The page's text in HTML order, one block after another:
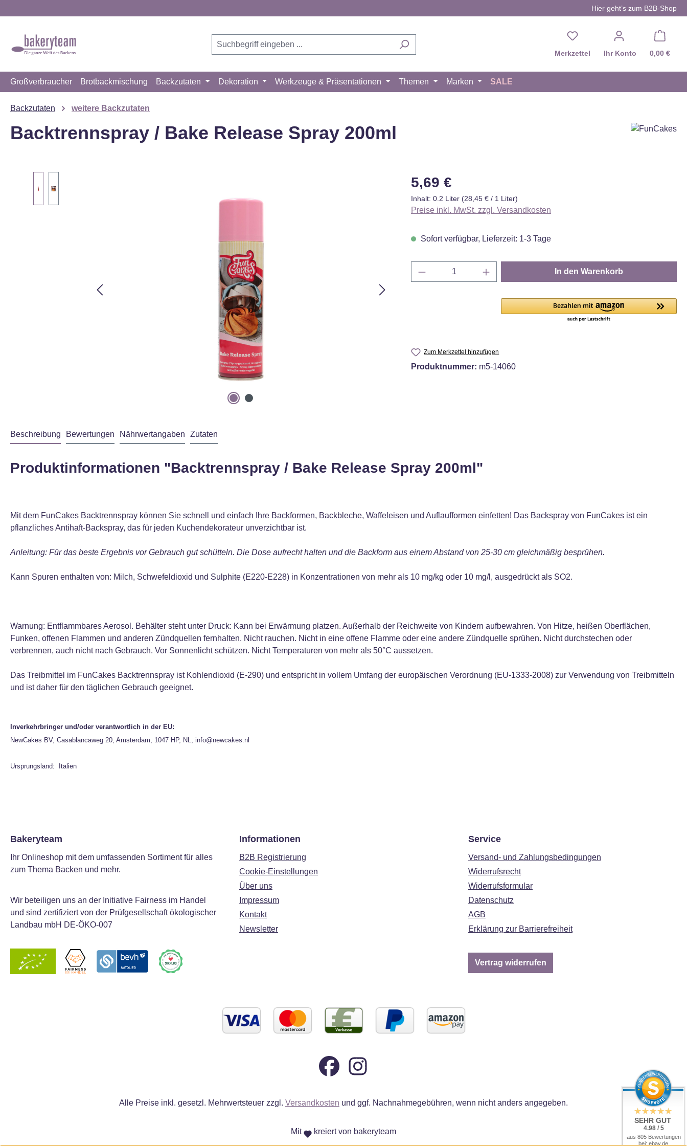
Hier geht’s zum B2B-Shop
Merkzettel Du hast 0 Produkte auf
Ihr Konto 0,00 €
Großverbraucher Brotbackmischung Backzutaten Dekoration Werkzeuge & Präsentationen Themen Marken SALE
Backzutaten weitere Backzutaten
Backtrennspray / Bake Release Spray 200ml
Regulärer Preis:
5,69 €
Inhalt: 0.2 Liter (28,45 € / 1 Liter)
Preise inkl. MwSt. zzgl. Versandkosten
Sofort verfügbar, Lieferzeit: 1-3 Tage
Produkt Anzahl: Gib den gewünschten Wert ein
In den Warenkorb
Zum Merkzettel hinzufügen
Produktnummer: m5-14060
Beschreibung Bewertungen Nährwertangaben Zutaten
Produktinformationen "Backtrennspray / Bake Release Spray 200ml"
Mit dem FunCakes Backtrennspray können Sie schnell und einfach Ihre Backformen, Backbleche, Waffeleisen und Auflaufformen einfetten! Das Backspray von FunCakes ist ein
pflanzliches Antihaft-Backspray, das für jeden Kuchendekorateur unverzichtbar ist.
Anleitung: Für das beste Ergebnis vor Gebrauch gut schütteln. Die Dose aufrecht halten und die Backform aus einem Abstand von 25-30 cm gleichmäßig besprühen.
Kann Spuren enthalten von: Milch, Schwefeldioxid und Sulphite (E220-E228) in Konzentrationen von mehr als 10 mg/kg oder 10 mg/l, ausgedrückt als SO2.
Warnung: Entflammbares Aerosol. Behälter steht unter Druck: Kann bei Erwärmung platzen. Außerhalb der Reichweite von Kindern aufbewahren. Von Hitze, heißen Oberflächen,
Funken, offenen Flammen und anderen Zündquellen fernhalten. Nicht rauchen. Nicht in eine offene Flamme oder eine andere Zündquelle sprühen. Nicht durchstechen oder
verbrennen, auch nicht nach Gebrauch. Vor Sonnenlicht schützen. Nicht Temperaturen von mehr als 50°C aussetzen.
Das Treibmittel im FunCakes Backtrennspray ist Kohlendioxid (E-290) und entspricht in vollem Umfang der europäischen Verordnung (EU-1333-2008) zur Verwendung von Treibmitteln
und ist daher für den täglichen Gebrauch geeignet.
Inverkehrbringer und/oder verantwortlich in der EU:
NewCakes BV, Casablancaweg 20, Amsterdam, 1047 HP, NL, info@newcakes.nl
Ursprungsland: Italien
Bakeryteam
Ihr Onlineshop mit dem umfassenden Sortiment für alles
zum Thema Backen und mehr.
Wir beteiligen uns an der Initiative Fairness im Handel
und sind zertifiziert von der Prüfgesellschaft ökologischer
Landbau mbH DE-ÖKO-007
Informationen
B2B Registrierung
Cookie-Einstellungen
Über uns
Impressum
Kontakt
Newsletter
Service
Versand- und Zahlungsbedingungen
Widerrufsrecht
Widerrufsformular
Datenschutz
AGB
Erklärung zur Barrierefreiheit
Vertrag widerrufen
Alle Preise inkl. gesetzl. Mehrwertsteuer zzgl. Versandkosten und ggf. Nachnahmegebühren, wenn nicht anders angegeben.
Mit kreiert von bakeryteam
SEHR GUT
4.98 / 5
aus 805 Bewertungen
bei: ebay.de,